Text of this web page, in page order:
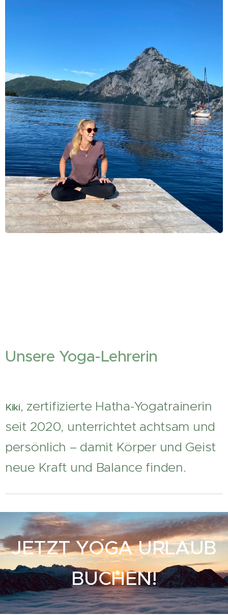
Unsere Yoga-Lehrerin
Kiki, zertifizierte Hatha-Yogatrainerin
seit 2020, unterrichtet achtsam und
persönlich – damit Körper und Geist
neue Kraft und Balance finden.
JETZT YOGA URLAUB
BUCHEN!